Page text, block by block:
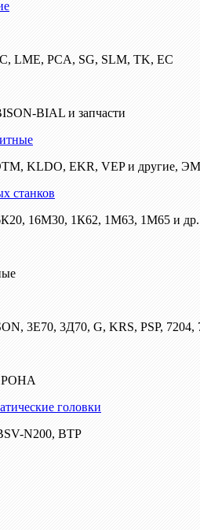
LME, PCA, SG, SLM, TK, EC
BIAL и запчасти
KLDO, EKR, VEP и другие,
станков
16М30, 1К62, 1М63, 1М65 и др.
3Е70, 3Д70, G, KRS, PSP,
РОНА
головки
N200, ВТР